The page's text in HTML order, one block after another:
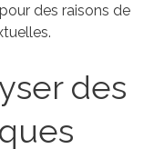
des raisons de
des